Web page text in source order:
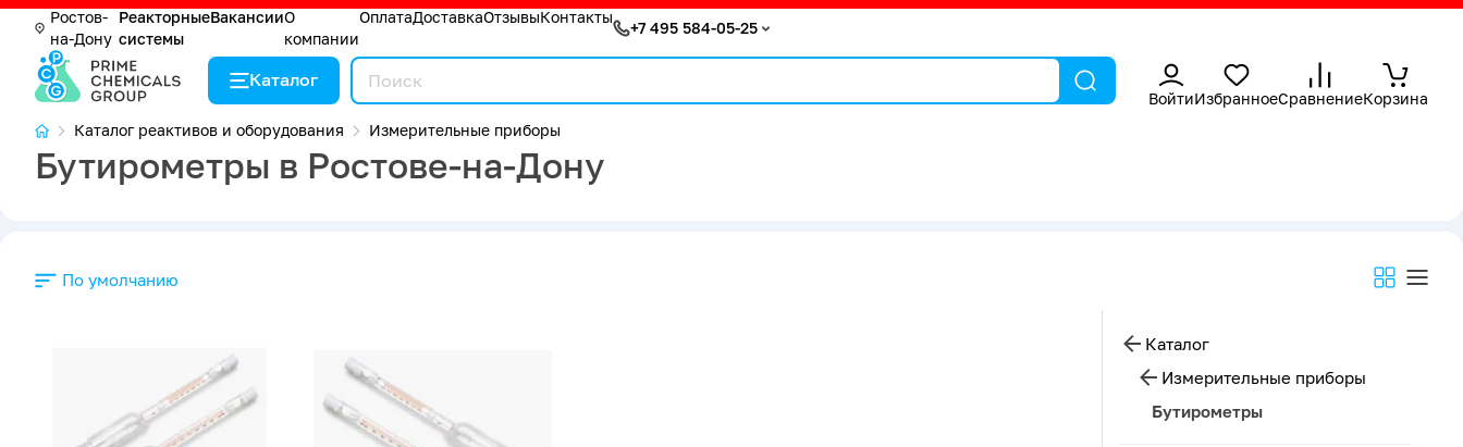
Ростов-
на-Дону
Реакторные
системы
ВакансииО
компании
ОплатаДоставкаОтзывыКонтакты
+7 495 584-05-25
Каталог
ВойтиИзбранноеСравнениеКорзина
Каталог реактивов и оборудования
Измерительные приборы
Бутирометры в Ростове-на-Дону
По умолчанию
Каталог
Измерительные приборы
Бутирометры